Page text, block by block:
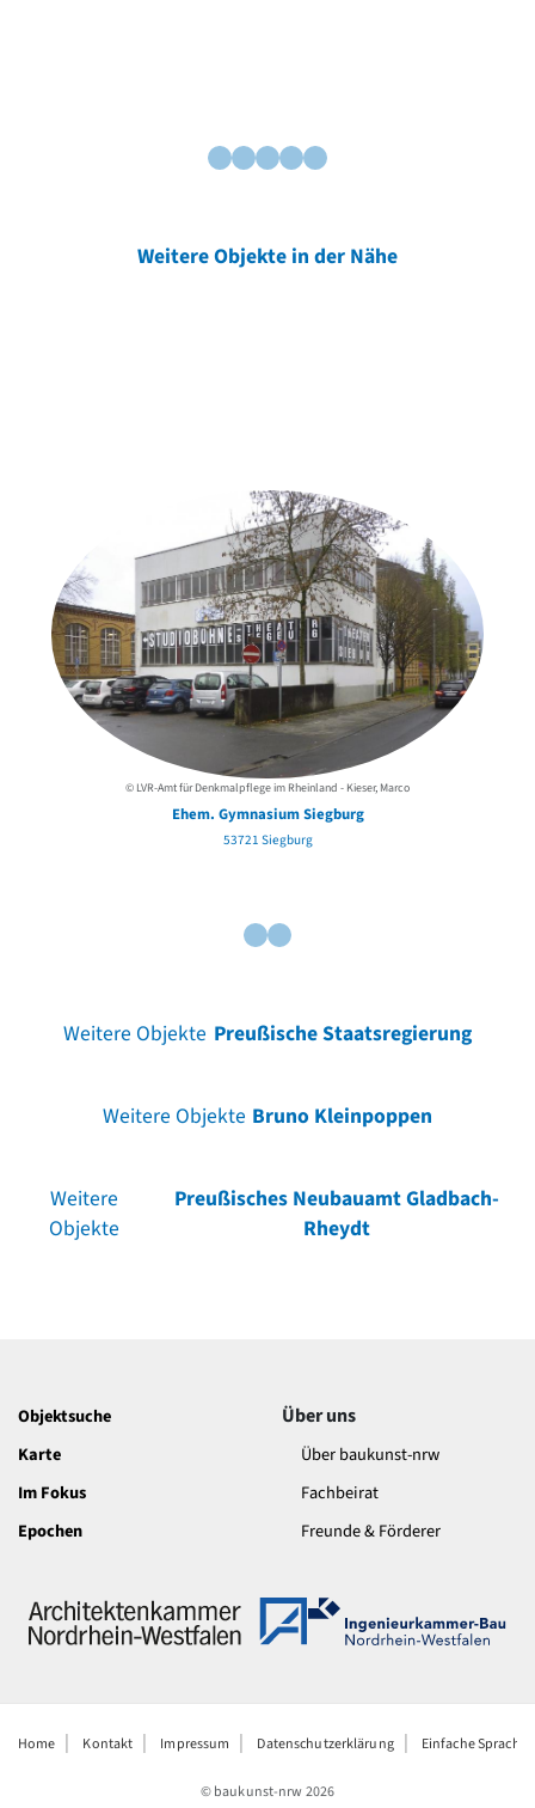
Weitere Objekte in der Nähe
© LVR-Amt für Denkmalpflege im Rheinland - Kieser, Marco
Ehem. Gymnasium Siegburg
53721 Siegburg
Weitere Objekte Preußische Staatsregierung
Weitere Objekte Bruno Kleinpoppen
Weitere
Objekte
Preußisches Neubauamt Gladbach-
Rheydt
Objektsuche
Karte
Im Fokus
Epochen
Über uns
Über baukunst-nrw
Fachbeirat
Freunde & Förderer
Home Kontakt Impressum Datenschutzerklärung Einfache Sprache
© baukunst-nrw2026